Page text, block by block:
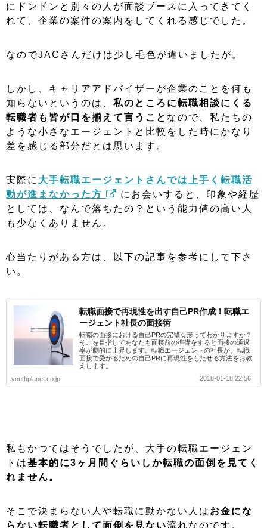
にドンドンと別々の人が面談ブースに入ってきてく
れて、企業の案件の案内をしてくれる感じでした。
なのでJACさんだけは少し毛色が違いましたが。
しかし、キャリアアドバイザーが企業のことを何も
知らないというのは、 私のところに転職相談にくる
転職者も皆が口を揃えて言うこと なので、私たちの
ような小さなエージェントと比較をした時にかなり
差を感じる部分だとは思います。
実際に 大手転職エージェントさんでは上手く転職活
動が進まなかった方
にお会いすると、印象や経歴
としては、なんで落ちたの？という能力値の高い人
も少なくありません。
心当たりがある方は、以下の記事を参考にして下さ
い。
転職面接で再現性を出す自己PR作成！転職エ
ージェント社長の面接術
転職の面接における自己PRの完璧な形ってわかりますか？
そこを目指してあなたも面接前の準備をすると面接の通過
率が劇的に上昇します。転職エージェントの社長が、転職
面接で受かるための自己PRに再現性をもたせる方法をお教
えします。
youthplanet.co.jp
2018-01-18 22:56
私もかつてはそうでしたが、大手の転職エージェン
トは基本的に3ヶ月間ぐらいしか転職の面倒を見てく
れません。
そこで決まらない人や転職に動かない人は お金にな
らない転職者として面倒を見ない流れなのです。